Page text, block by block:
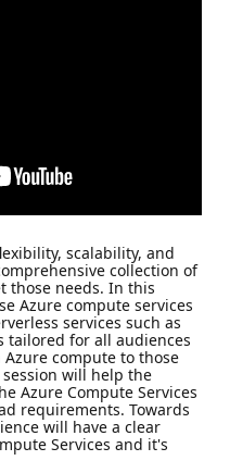
scalability, and
collection of
those needs. In this
Azure compute services
services such as
tailored for all audiences
compute to those
will help the
Azure Compute Services
requirements. Towards
will have a clear
Services and it's